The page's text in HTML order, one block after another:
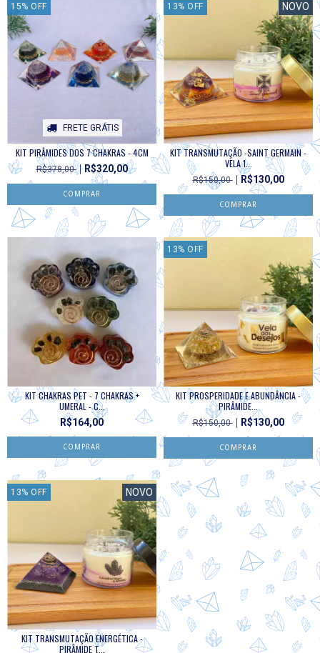
15% OFF
FRETE GRÁTIS
KIT PIRÂMIDES DOS 7 CHAKRAS - 4CM
R$378,00 R$320,00
13% OFF NOVO
KIT TRANSMUTAÇÃO -SAINT GERMAIN -
VELA 1...
R$150,00 R$130,00
KIT CHAKRAS PET - 7 CHAKRAS +
UMERAL - C...
R$164,00
13% OFF
KIT PROSPERIDADE E ABUNDÂNCIA -
PIRÂMIDE...
R$150,00 R$130,00
13% OFF NOVO
KIT TRANSMUTAÇÃO ENERGÉTICA -
PIRÂMIDE T...